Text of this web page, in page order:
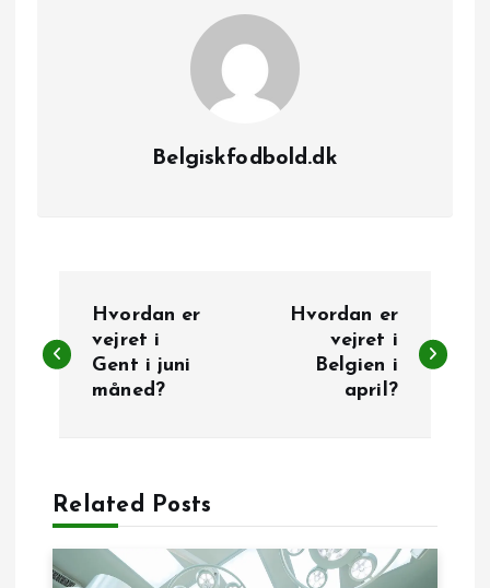
Belgiskfodbold.dk
n
æ
g
Hvordan er
vejret i
Gent i juni
måned?
Hvordan er
vejret i
Belgien i
april?
Related Posts